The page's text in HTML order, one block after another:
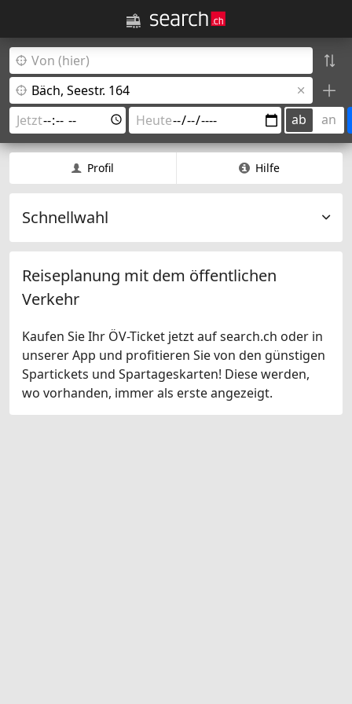
ab an
Profil Hilfe
Schnellwahl
Reiseplanung mit dem öffentlichen
Verkehr
Kaufen Sie Ihr ÖV-Ticket jetzt auf search.ch oder in
unserer App und profitieren Sie von den günstigen
Spartickets und Spartageskarten! Diese werden,
wo vorhanden, immer als erste angezeigt.